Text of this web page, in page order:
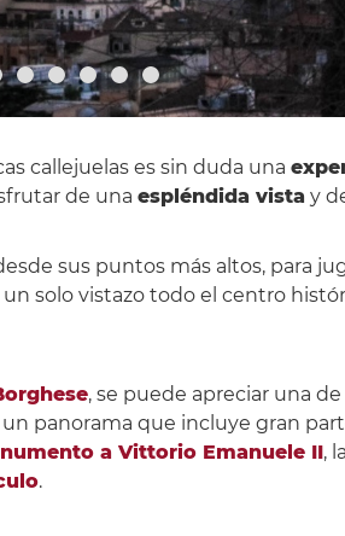
callejuelas es sin duda una
de una espléndida vista y
sus puntos más altos, para
solo vistazo todo el centro
, se puede apreciar una
panorama que incluye gran
a Vittorio Emanuele II,
.